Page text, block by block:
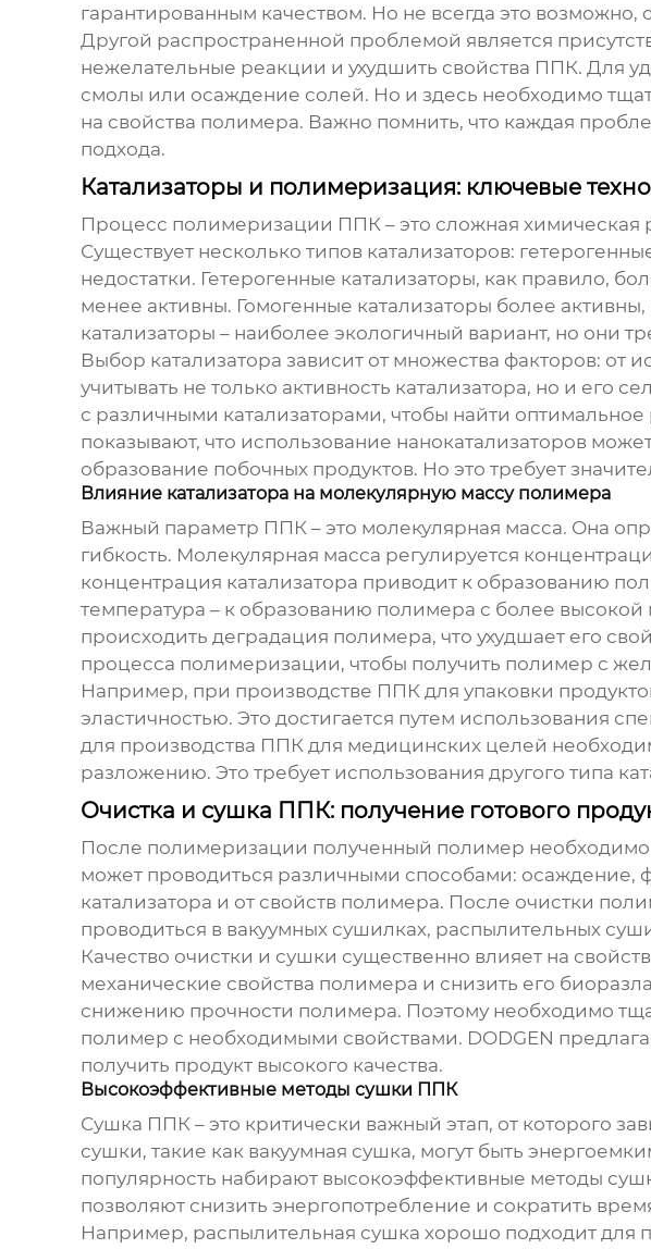
гарантированным качеством. Но не всегда это возможно,
Другой распространенной проблемой является
нежелательные реакции и ухудшить свойства ППК. Для
смолы или осаждение солей. Но и здесь необходимо
на свойства полимера. Важно помнить, что каждая
подхода.
Катализаторы и полимеризация: ключевые
Процесс полимеризации ППК – это сложная химическая
Существует несколько типов катализаторов:
недостатки. Гетерогенные катализаторы, как правило,
менее активны. Гомогенные катализаторы более
катализаторы – наиболее экологичный вариант, но они
Выбор катализатора зависит от множества факторов: от
учитывать не только активность катализатора, но и его
с различными катализаторами, чтобы найти
показывают, что использование нанокатализаторов
образование побочных продуктов. Но это требует
Влияние катализатора на молекулярную массу полимера
Важный параметр ППК – это молекулярная масса. Она
гибкость. Молекулярная масса регулируется
концентрация катализатора приводит к образованию
температура – к образованию полимера с более
происходить деградация полимера, что ухудшает его
процесса полимеризации, чтобы получить полимер с
Например, при производстве ППК для упаковки
эластичностью. Это достигается путем использования
для производства ППК для медицинских целей
разложению. Это требует использования другого типа
Очистка и сушка ППК: получение готового
После полимеризации полученный полимер необходимо
может проводиться различными способами: осаждение,
катализатора и от свойств полимера. После очистки
проводиться в вакуумных сушилках, распылительных
Качество очистки и сушки существенно влияет на
механические свойства полимера и снизить его
снижению прочности полимера. Поэтому необходимо
полимер с необходимыми свойствами. DODGEN
получить продукт высокого качества.
Высокоэффективные методы сушки ППК
Сушка ППК – это критически важный этап, от которого
сушки, такие как вакуумная сушка, могут быть
популярность набирают высокоэффективные методы
позволяют снизить энергопотребление и сократить
Например, распылительная сушка хорошо подходит для